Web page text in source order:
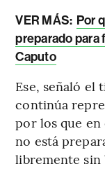
VER MÁS: Por
preparado
Caputo
Ese, señaló el
continúa
por los que
no está
libremente sin